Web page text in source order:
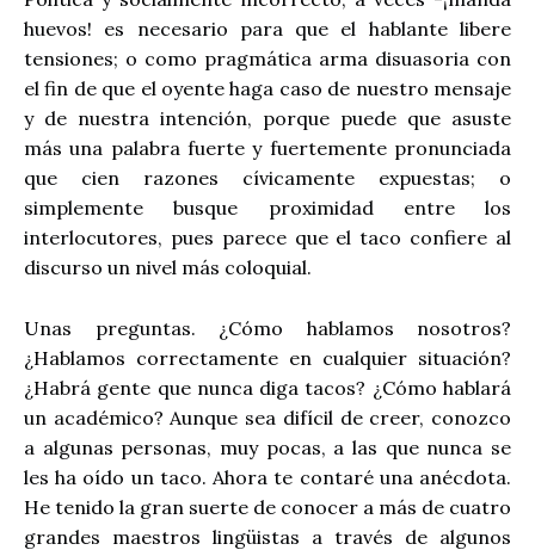
huevos! es necesario para que el hablante libere
tensiones; o como pragmática arma disuasoria con
el fin de que el oyente haga caso de nuestro mensaje
y de nuestra intención, porque puede que asuste
más una palabra fuerte y fuertemente pronunciada
que cien razones cívicamente expuestas; o
simplemente busque proximidad entre los
interlocutores, pues parece que el taco confiere al
discurso un nivel más coloquial.
Unas preguntas. ¿Cómo hablamos nosotros?
¿Hablamos correctamente en cualquier situación?
¿Habrá gente que nunca diga tacos? ¿Cómo hablará
un académico? Aunque sea difícil de creer, conozco
a algunas personas, muy pocas, a las que nunca se
les ha oído un taco. Ahora te contaré una anécdota.
He tenido la gran suerte de conocer a más de cuatro
grandes maestros lingüistas a través de algunos